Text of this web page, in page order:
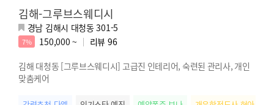
김해-그루브스웨디시
경남 김해시 대청동 301-5
7% 150,000 ~ 리뷰 96
김해 대청동 [그루브스웨디시] 고급진 인테리어, 숙련된 관리사, 개인
맞춤케어